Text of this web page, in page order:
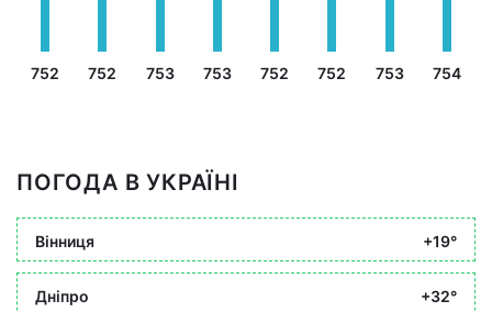
752 752 753 753 752 752 753 754
ПОГОДА В УКРАЇНІ
Вінниця +19°
Дніпро +32°